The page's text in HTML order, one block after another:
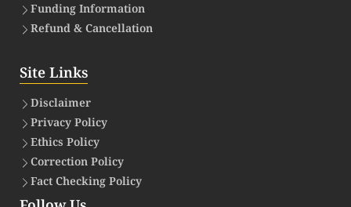
Funding Information
Refund & Cancellation
Site Links
Disclaimer
Privacy Policy
Ethics Policy
Correction Policy
Fact Checking Policy